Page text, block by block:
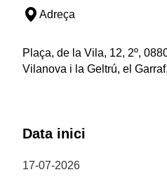
Adreça
Plaça, de la Vila, 12, 2º,
Vilanova i la Geltrú, el
Data inici
17-07-2026